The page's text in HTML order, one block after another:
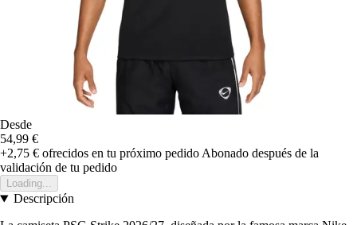
Desde
54,99 €
+2,75 € ofrecidos en tu próximo pedido Abonado después de la
validación de tu pedido
Loading...
Descripción